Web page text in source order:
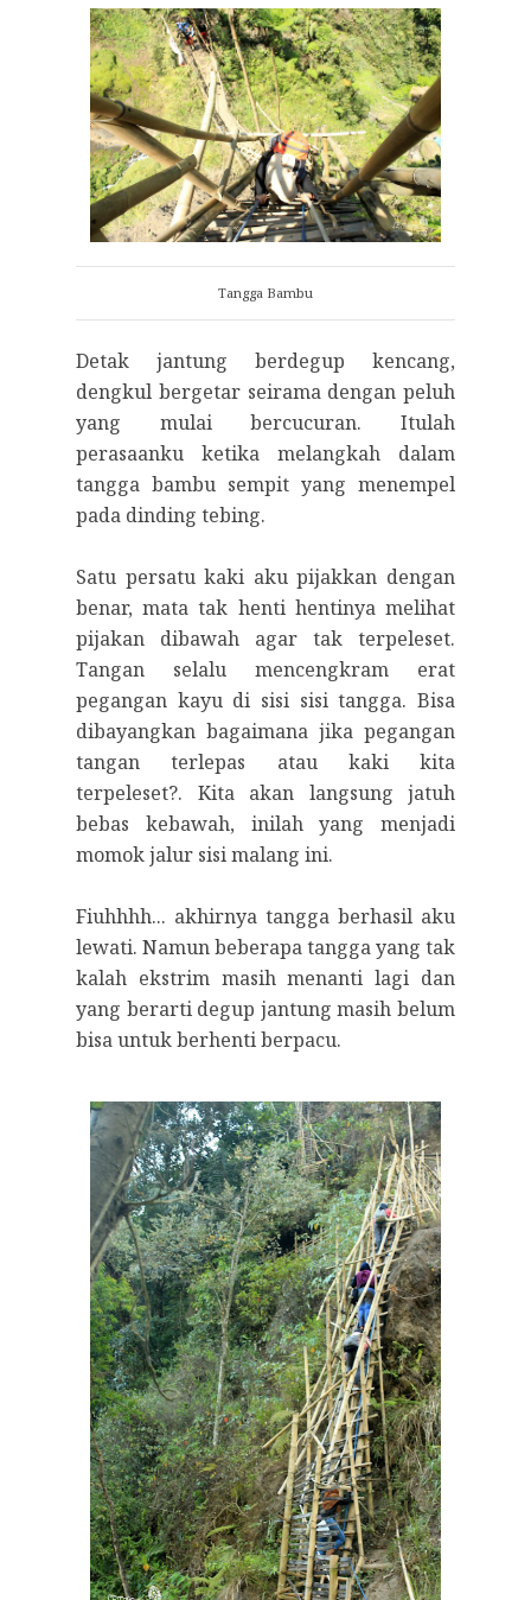
Tangga Bambu
Detak jantung berdegup kencang,
dengkul bergetar seirama dengan peluh
yang mulai bercucuran. Itulah
perasaanku ketika melangkah dalam
tangga bambu sempit yang menempel
pada dinding tebing.
Satu persatu kaki aku pijakkan dengan
benar, mata tak henti hentinya melihat
pijakan dibawah agar tak terpeleset.
Tangan selalu mencengkram erat
pegangan kayu di sisi sisi tangga. Bisa
dibayangkan bagaimana jika pegangan
tangan terlepas atau kaki kita
terpeleset?. Kita akan langsung jatuh
bebas kebawah, inilah yang menjadi
momok jalur sisi malang ini.
Fiuhhhh... akhirnya tangga berhasil aku
lewati. Namun beberapa tangga yang tak
kalah ekstrim masih menanti lagi dan
yang berarti degup jantung masih belum
bisa untuk berhenti berpacu.